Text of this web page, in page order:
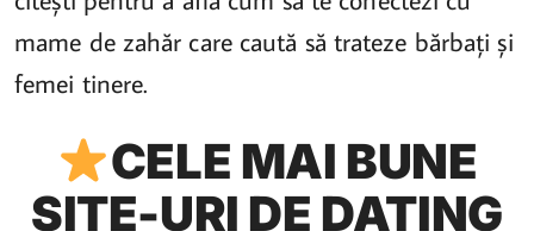
mame de zahăr care caută să trateze bărbați și
femei tinere.
CELE MAI BUNE
SITE-URI DE DATING